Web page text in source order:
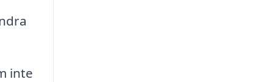
inte